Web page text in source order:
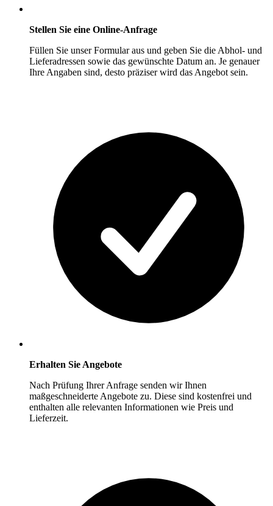
Stellen Sie eine Online-Anfrage
Füllen Sie unser Formular aus und geben Sie die Abhol- und
Lieferadressen sowie das gewünschte Datum an. Je genauer
Ihre Angaben sind, desto präziser wird das Angebot sein.
Erhalten Sie Angebote
Nach Prüfung Ihrer Anfrage senden wir Ihnen
maßgeschneiderte Angebote zu. Diese sind kostenfrei und
enthalten alle relevanten Informationen wie Preis und
Lieferzeit.